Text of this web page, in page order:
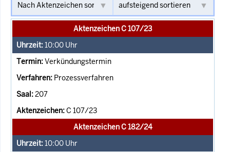
Aktenzeichen C 107/23
10:00 Uhr
Verkündungstermin
Prozessverfahren
207
C 107/23
Aktenzeichen C 182/24
10:00 Uhr